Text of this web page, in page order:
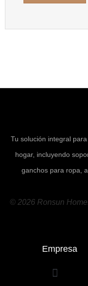
Tu solución integral
hogar, incluyendo
ganchos para ropa,
© 2026 Ronsun
Empresa